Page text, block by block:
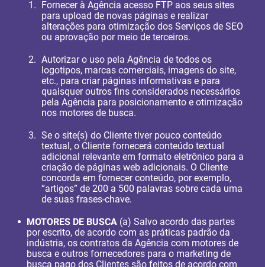
Fornecer à Agência acesso FTP aos seus sites
para upload de novas páginas e realizar
alterações para otimização dos Serviços de SEO
ou aprovação por meio de terceiros.
Autorizar o uso pela Agência de todos os
logotipos, marcas comerciais, imagens do site,
etc., para criar páginas informativas e para
quaisquer outros fins considerados necessários
pela Agência para posicionamento e otimização
nos motores de busca.
Se o site(s) do Cliente tiver pouco conteúdo
textual, o Cliente fornecerá conteúdo textual
adicional relevante em formato eletrônico para a
criação de páginas web adicionais. O Cliente
concorda em fornecer conteúdo, por exemplo,
“artigos” de 200 a 500 palavras sobre cada uma
de suas frases-chave.
MOTORES DE BUSCA (a) Salvo acordo das partes
por escrito, de acordo com as práticas padrão da
indústria, os contratos da Agência com motores de
busca e outros fornecedores para o marketing de
busca pago dos Clientes são feitos de acordo com